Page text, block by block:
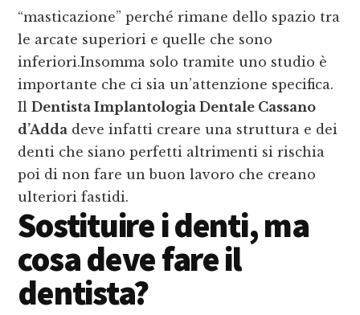
“masticazione” perché rimane dello spazio tra
le arcate superiori e quelle che sono
inferiori.Insomma solo tramite uno studio è
importante che ci sia un’attenzione specifica.
IlDentista Implantologia Dentale Cassano
d’Adda deve infatti creare una struttura e dei
denti che siano perfetti altrimenti si rischia
poi di non fare un buon lavoro che creano
ulteriori fastidi.
Sostituire i denti, ma
cosa deve fare il
dentista?